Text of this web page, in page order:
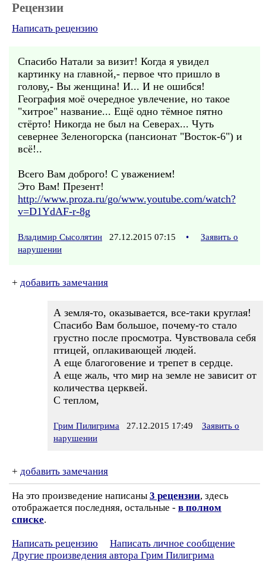
Рецензии
Написать рецензию
Спасибо Натали за визит! Когда я увидел
картинку на главной,- первое что пришло в
голову,- Вы женщина! И... И не ошибся!
География моё очередное увлечение, но такое
"хитрое" название... Ещё одно тёмное пятно
стёрто! Никогда не был на Северах... Чуть
севернее Зеленогорска (пансионат "Восток-6") и
всё!..
Всего Вам доброго! С уважением!
Это Вам! Презент!
http://www.proza.ru/go/www.youtube.com/watch?
v=D1YdAF-r-8g
Владимир Сысолятин 27.12.2015 07:15 •
Заявить о
нарушении
+ добавить замечания
А земля-то, оказывается, все-таки круглая!
Спасибо Вам большое, почему-то стало
грустно после просмотра. Чувствовала себя
птицей, оплакивающей людей.
А еще благоговение и трепет в сердце.
А еще жаль, что мир на земле не зависит от
количества церквей.
С теплом,
Грим Пилигрима 27.12.2015 17:49
Заявить о
нарушении
+ добавить замечания
На это произведение написаны 3 рецензии, здесь
отображается последняя, остальные - в полном
списке.
Написать рецензию
Написать личное сообщение
Другие произведения автора Грим Пилигрима